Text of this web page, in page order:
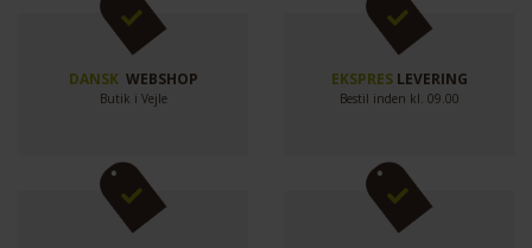
DANSK WEBSHOP
Butik i Vejle
EKSPRESLEVERING
Bestil inden kl. 09.00